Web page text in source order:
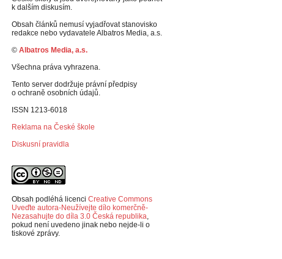
k dalším diskusím.
Obsah článků nemusí vyjadřovat stanovisko
redakce nebo vydavatele Albatros Media, a.s.
© Albatros Media, a.s.
Všechna práva vyhrazena.
Tento server dodržuje právní předpisy
o ochraně osobních údajů.
ISSN 1213-6018
Reklama na České škole
Diskusní pravidla
Obsah podléhá licenci Creative Commons
Uveďte autora-Neužívejte dílo komerčně-
Nezasahujte do díla 3.0 Česká republika,
pokud není uvedeno jinak nebo nejde-li o
tiskové zprávy.